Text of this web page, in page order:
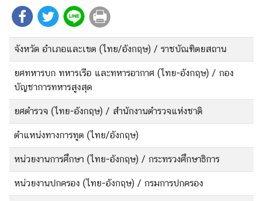
ม
า
ร
ก
ง
สุ
ล
า
ว
จังหวัด อำเภอและเขต (ไทย/อังกฤษ) / ราชบัณฑิตยสถาน
ยศทหารบก ทหารเรือ และทหารอากาศ (ไทย-อังกฤษ) / กอง
บัญชาการทหารสูงสุด
ยศตำรวจ (ไทย-อังกฤษ) / สำนักงานตำรวจแห่งชาติ
ตำแหน่งทางการทูต (ไทย/อังกฤษ)
หน่วยงานการศึกษา (ไทย-อังกฤษ) / กระทรวงศึกษาธิการ
หน่วยงานปกครอง (ไทย-อังกฤษ) / กรมการปกครอง